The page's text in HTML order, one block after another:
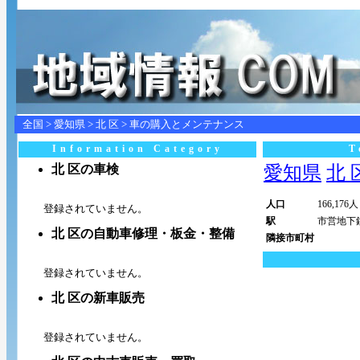
全国 > 愛知県 > 北 区 > 車の購入とメンテナンス
Information Category
北 区の車検
登録されていません。
北 区の自動車修理・板金・整備
登録されていません。
北 区の新車販売
登録されていません。
愛知県 北
人口
166,176人
駅
市営地下
隣接市町村